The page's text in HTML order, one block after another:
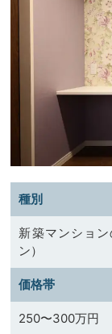
​種別
新築マンショ
ン）
​価格帯
250〜300万円